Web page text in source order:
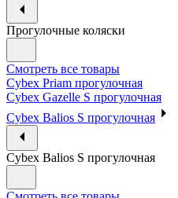
Прогулочные коляски
Смотреть все товары
Cybex Priam прогулочная
Cybex Gazelle S прогулочная
Cybex Balios S прогулочная
Cybex Balios S прогулочная